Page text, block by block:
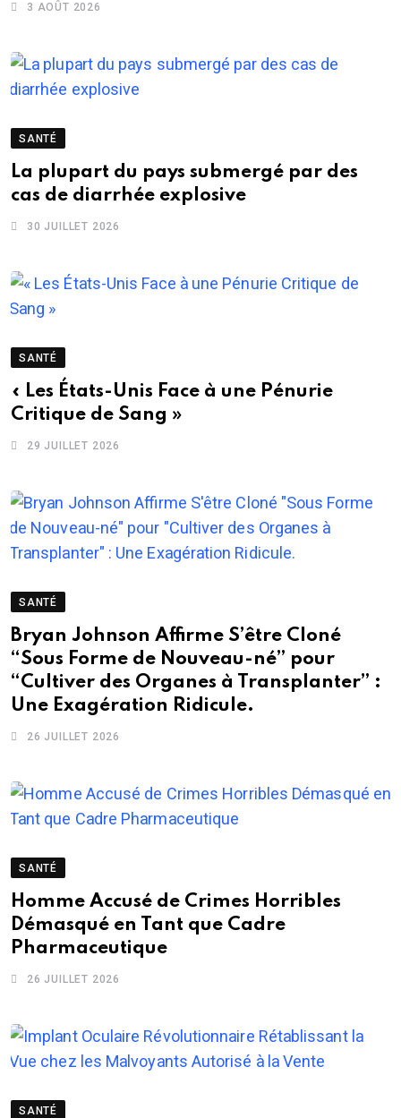
3 AOÛT 2026
SANTÉ
La plupart du pays submergé par des
cas de diarrhée explosive
30 JUILLET 2026
SANTÉ
« Les États-Unis Face à une Pénurie
Critique de Sang »
29 JUILLET 2026
SANTÉ
Bryan Johnson Affirme S’être Cloné
“Sous Forme de Nouveau-né” pour
“Cultiver des Organes à Transplanter” :
Une Exagération Ridicule.
26 JUILLET 2026
SANTÉ
Homme Accusé de Crimes Horribles
Démasqué en Tant que Cadre
Pharmaceutique
26 JUILLET 2026
SANTÉ